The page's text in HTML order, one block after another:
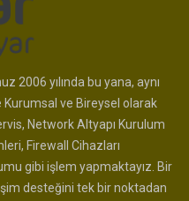
2006 yılında bu yana, aynı
ve Bireysel olarak
Network Altyapı Kurulum
Firewall Cihazları
gibi işlem yapmaktayız. Bir
desteğini tek bir noktadan